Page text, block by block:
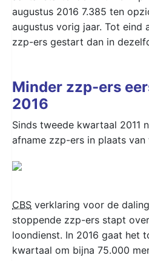
augustus 2016 7.385 ten
augustus vorig jaar. Tot eind
zzp-ers gestart dan in
Minder zzp-ers
2016
Sinds tweede kwartaal 2011
afname zzp-ers in plaats van
CBS verklaring voor de
stoppende zzp-ers stapt
loondienst. In 2016 gaat het
kwartaal om bijna 75.000